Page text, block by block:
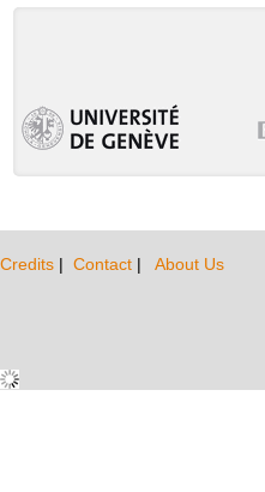
Credits | Contact | About Us